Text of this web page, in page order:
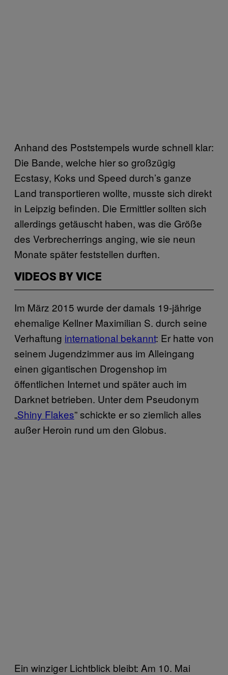
Anhand des Poststempels wurde schnell klar:
Die Bande, welche hier so großzügig
Ecstasy, Koks und Speed durch’s ganze
Land transportieren wollte, musste sich direkt
in Leipzig befinden. Die Ermittler sollten sich
allerdings getäuscht haben, was die Größe
des Verbrecherrings anging, wie sie neun
Monate später feststellen durften.
VIDEOS BY VICE
Im März 2015 wurde der damals 19-jährige
ehemalige Kellner Maximilian S. durch seine
Verhaftung international bekannt: Er hatte von
seinem Jugendzimmer aus im Alleingang
einen gigantischen Drogenshop im
öffentlichen Internet und später auch im
Darknet betrieben. Unter dem Pseudonym
„Shiny Flakes” schickte er so ziemlich alles
außer Heroin rund um den Globus.
Ein winziger Lichtblick bleibt: Am 10. Mai